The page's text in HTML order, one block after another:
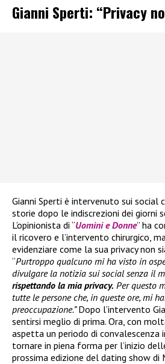
Gianni Sperti: “Privacy
Gianni Sperti è intervenuto sui social
storie dopo le indiscrezioni dei giorni
L’opinionista di “Uomini e Donne” ha
il ricovero e l’intervento chirurgico,
evidenziare come la sua privacy non
“Purtroppo qualcuno mi ha visto in
divulgare la notizia sui social senza il
rispettando la mia privacy. Per questo
tutte le persone che, in queste ore, mi
preoccupazione.”Dopo l’intervento
sentirsi meglio di prima. Ora, con
aspetta un periodo di convalescenza
tornare in piena forma per l’inizio
prossima edizione del dating show di